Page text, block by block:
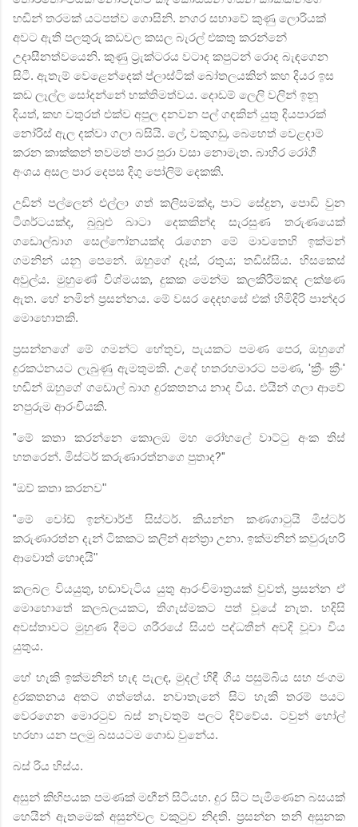
හඬින් තරමක් යටපත්ව ගොසිනි. නගර සභාවේ කුණු ලොරියක්
අවට ඇති පලතුරු කඩවල කසල බැරල් එකතු කරන්නේ
උදාසීනත්වයෙනි. කුණු ට්‍රැක්ටරය වටාද කපුටන් රොද බැඳගෙන
සිටී. ඇතැම් වෙළෙන්දෙක් ප්ලාස්ටික් බෝතලයකින් කහ දියර ඉස
කඩ ලෑල්ල සෝදන්නේ භක්තිමත්වය. දොඩම් ලෙලි වලින් ඉනූ
දියත්, කහ වතුරත් එක්ව අපුල දනවන පල් ගඳකින් යුතු දියපාරක්
නෝරිස් ඇල දක්වා ගලා බසියි. ලේ, වකුගඩු, බෙහෙත් වෙළදාම්
කරන කාක්කන් තවමත් පාර පුරා වසා නොමැත. බාහිර රෝගී
අංශය අසල පාර දෙපස දිගු පෝලිම් දෙකකි.
උඩින් පල්ලෙන් එල්ලා ගත් කලිසමක්ද,පාට සේදුන,පොඩි වුන
ටීශර්ටයක්ද, බුබුළු බාටා දෙකකින්ද සැරසුණ තරුණයෙක්
ගඩොල්බාග සෙල්ෆෝනයක්ද රැගෙන මේ මාවතෙහි ඉක්මන්
ගමනින් යනු පෙනේ. ඔහුගේ දෑස්, රතුය; තඩිස්සිය. හිසකෙස්
අවුල්ය. මුහුණේ විශ්මයක, දුකක මෙන්ම කලකිරීමකද ලක්ෂණ
ඇත. හේ නමින් ප්‍රසන්නය. මේ වසර දෙදහසේ එක් හිමිදිරි පාන්දර
මොහොතකි.
ප්‍රසන්නගේ මේ ගමන්ට හේතුව, පැයකට පමණ පෙර, ඔහුගේ
දුරකථනයට ලැබුණු ඇමතුමකි. උදේ හතරහමාරට පමණ, 'ක්‍රීං ක්‍රීං'
හඬින් ඔහුගේ ගඩොල් බාග දුරකතනය නාද විය. එයින් ගලා ආවේ
නපුරුම ආරංචියකි.
"මේ කතා කරන්නෙ කොලඹ මහ රෝහලේ වාට්ටු අංක තිස්
හතරෙන්. මිස්ටර් කරුණාරත්නගෙ පුතාද?"
"ඔව් කතා කරනව"
"මේ වෝඩ් ඉන්චාර්ජ් සිස්ටර්. කියන්න කණගාටුයි මිස්ටර්
කරුණාරත්න දැන් ටිකකට කලින් අන්ත්‍රා උනා. ඉක්මනින් කවුරුහරි
ආවොත් හොඳයි"
කලබල වියයුතු,හඬාවැටිය යුතු ආරංචිමාත්‍රයක් වුවත්,ප්‍රසන්න ඒ
මොහොතේ කලබලයකට,තිගැස්මකට පත් වූයේ නැත. හදිසි
අවස්තාවට මුහුණ දීමට ශරීරයේ සියළු පද්ධතීන් අවදි වූවා විය
යුතුය.
හේ හැකි ඉක්මනින් හැඳ පැලඳ, මුදල් හිඳී ගිය පසුම්බිය සහ ජංගම
දුරකතනය අතට ගත්තේය. නවාතැනේ සිට හැකි තරම් පයට
වෙරගෙන මොරටුව බස් නැවතුම් පලට දිව්වේය. ටවුන් හෝල්
හරහා යන පලමු බසයටම ගොඩ වුනේය.
බස් රිය හිස්ය.
අසුන් කිහිපයක පමණක් මඟීන් සිටියහ. දුර සිට පැමිණෙන බසයක්
හෙයින් ඇතමෙක් අසුන්වල වකුටුව නිදති. ප්‍රසන්න තනි අසුනක